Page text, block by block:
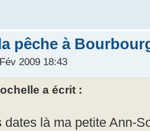
pêche à
2009 18:43
a écrit :
dates là ma petite Ann-